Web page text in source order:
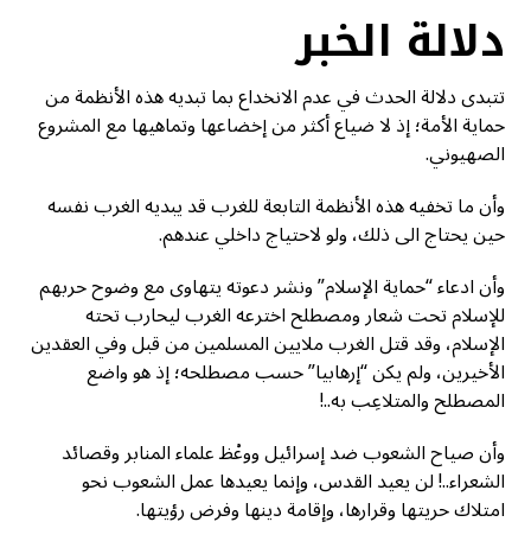
دلالة الخبر
تتبدى دلالة الحدث في عدم الانخداع بما تبديه هذه الأنظمة من
حماية الأمة؛ إذ لا ضياع أكثر من إخضاعها وتماهيها مع المشروع
الصهيوني.
وأن ما تخفيه هذه الأنظمة التابعة للغرب قد يبديه الغرب نفسه
حين يحتاج الى ذلك، ولو لاحتياج داخلي عندهم.
وأن ادعاء “حماية الإسلام” ونشر دعوته يتهاوى مع وضوح حربهم
للإسلام تحت شعار ومصطلح اخترعه الغرب ليحارب تحته
الإسلام، وقد قتل الغرب ملايين المسلمين من قبل وفي العقدين
الأخيرين، ولم يكن “إرهابيا” حسب مصطلحه؛ إذ هو واضع
المصطلح والمتلاعِب به..!
وأن صياح الشعوب ضد إسرائيل ووعْظ علماء المنابر وقصائد
الشعراء..! لن يعيد القدس، وإنما يعيدها عمل الشعوب نحو
امتلاك حريتها وقرارها، وإقامة دينها وفرض رؤيتها.